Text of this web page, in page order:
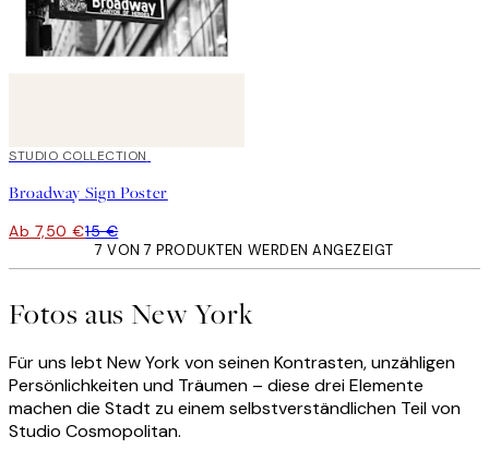
50%*
STUDIO COLLECTION
Broadway Sign Poster
Ab 7,50 €15 €
7 VON 7 PRODUKTEN WERDEN ANGEZEIGT
Fotos aus New York
Für uns lebt New York von seinen Kontrasten, unzähligen
Persönlichkeiten und Träumen – diese drei Elemente
machen die Stadt zu einem selbstverständlichen Teil von
Studio Cosmopolitan.